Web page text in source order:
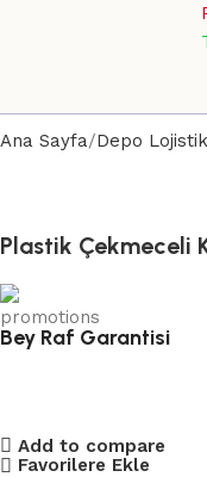
Ana Sayfa Depo Lojistik
Plastik Çekmeceli
Bey Raf Garantisi
Add to compare
Favorilere Ekle